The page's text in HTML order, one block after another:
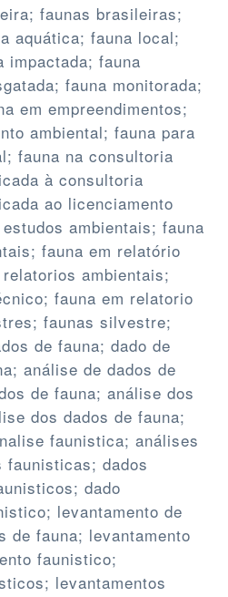
faunas brasileiras;
aquática; fauna local;
impactada; fauna
fauna monitorada;
em empreendimentos;
ambiental; fauna para
fauna na consultoria
à consultoria
ao licenciamento
ambientais; fauna
fauna em relatório
ambientais;
fauna em relatorio
faunas silvestre;
de fauna; dado de
análise de dados de
de fauna; análise dos
dos dados de fauna;
faunistica; análises
dados
dado
levantamento de
de fauna; levantamento
faunistico;
levantamentos